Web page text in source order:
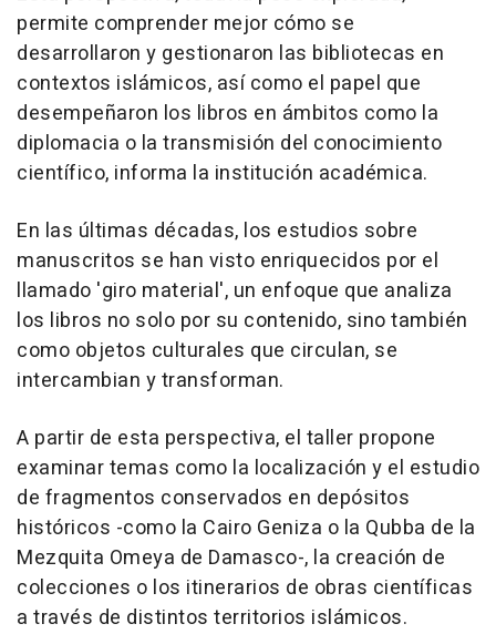
permite comprender mejor cómo se
desarrollaron y gestionaron las bibliotecas en
contextos islámicos, así como el papel que
desempeñaron los libros en ámbitos como la
diplomacia o la transmisión del conocimiento
científico, informa la institución académica.
En las últimas décadas, los estudios sobre
manuscritos se han visto enriquecidos por el
llamado 'giro material', un enfoque que analiza
los libros no solo por su contenido, sino también
como objetos culturales que circulan, se
intercambian y transforman.
A partir de esta perspectiva, el taller propone
examinar temas como la localización y el estudio
de fragmentos conservados en depósitos
históricos -como la Cairo Geniza o la Qubba de la
Mezquita Omeya de Damasco-, la creación de
colecciones o los itinerarios de obras científicas
a través de distintos territorios islámicos.